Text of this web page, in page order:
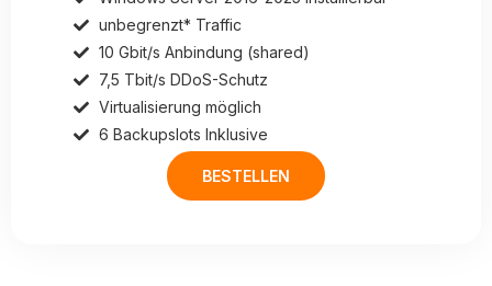
unbegrenzt* Traffic
10 Gbit/s Anbindung (shared)
7,5 Tbit/s DDoS-Schutz
Virtualisierung möglich
6 Backupslots Inklusive
BESTELLEN